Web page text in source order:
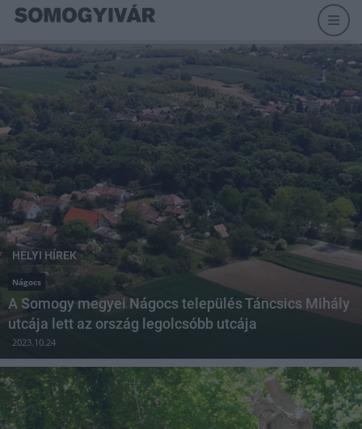
HELYI HÍREK
Nágocs
A Somogy megyei Nágocs település Táncsics Mihály
utcája lett az ország legolcsóbb utcája
2023.10.24